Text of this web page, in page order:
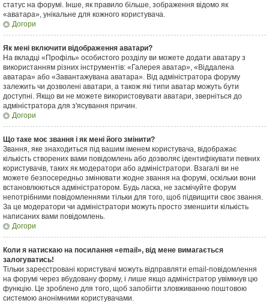
статус на форумі. Інше, як правило більше, зображення відомо як
«аватара», унікальне для кожного користувача.
Догори
Як мені включити відображення аватари?
На вкладці «Профіль» особистого розділу ви можете додати аватару з
використанням різних інструментів: «Галерея аватар», «Віддалена
аватара» або «Завантажувана аватара». Від адміністратора форуму
залежить чи дозволені аватари, а також які типи аватар можуть бути
доступні. Якщо ви не можете використовувати аватари, зверніться до
адміністратора для з'ясування причин.
Догори
Що таке моє звання і як мені його змінити?
Звання, яке знаходиться під вашим іменем користувача, відображає
кількість створених вами повідомлень або дозволяє ідентифікувати певних
користувачів, таких як модератори або адміністратори. Взагалі ви не
можете безпосередньо змінювати жодне звання на форумі, оскільки вони
встановлюються адміністратором. Будь ласка, не засмічуйте форум
непотрібними повідомленнями тільки для того, щоб підвищити своє звання.
За це модератори чи адміністратори можуть просто зменшити кількість
написаних вами повідомлень.
Догори
Коли я натискаю на посилання «email», від мене вимагається
залогуватись!
Тільки зареєстровані користувачі можуть відправляти email-повідомлення
на форумі через вбудовану форму, і лише якщо адміністратор увімкнув цю
функцію. Це зроблено для того, щоб запобігти зловживанню поштовою
системою анонімними користувачами.